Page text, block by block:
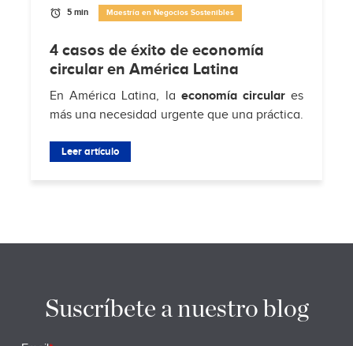
5 min Maestría en Negocios Sostenibles
4 casos de éxito de economía
circular en América Latina
En América Latina, la economía circulares
más una necesidad urgente que una práctica.
Residuos Sólidos Municipales
Leer artículo
Suscríbete a nuestro blog